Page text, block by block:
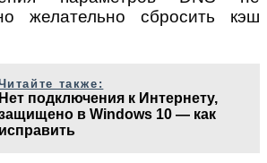
желательно сбросить кэш
также:
Нет подключения к Интернету,
в Windows 10 — как
исправить